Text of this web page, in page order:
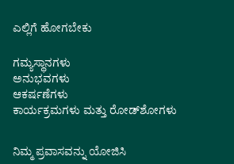
ಎಲ್ಲಿಗೆ ಹೋಗಬೇಕು
ಗಮ್ಯಸ್ಥಾನಗಳು
ಅನುಭವಗಳು
ಆಕರ್ಷಣೆಗಳು
ಕಾರ್ಯಕ್ರಮಗಳು ಮತ್ತು ರೋಡ್‌ಶೋಗಳು
ನಿಮ್ಮ ಪ್ರವಾಸವನ್ನು ಯೋಜಿಸಿ